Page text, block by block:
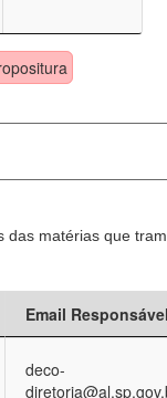
das matérias que
Email
deco-